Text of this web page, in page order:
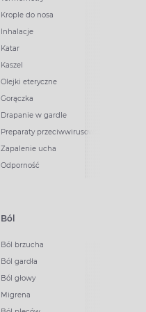
Krople do nosa
Inhalacje
Katar
Kaszel
Olejki eteryczne
Gorączka
Drapanie w gardle
Preparaty przeciwwirusowe
Zapalenie ucha
Odporność
Ból
Ból brzucha
Ból gardła
Ból głowy
Migrena